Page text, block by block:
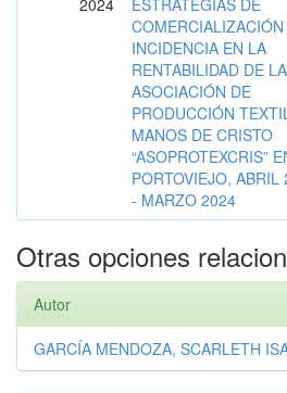
2024
ESTRATEGIAS DE
COMERCIALIZACIÓN
INCIDENCIA EN LA
RENTABILIDAD DE LA
ASOCIACIÓN DE
PRODUCCIÓN
MANOS DE CRISTO
“ASOPROTEXCRIS”
PORTOVIEJO, ABRIL
- MARZO 2024
Otras opciones
Autor
GARCÍA MENDOZA, SCARLETH